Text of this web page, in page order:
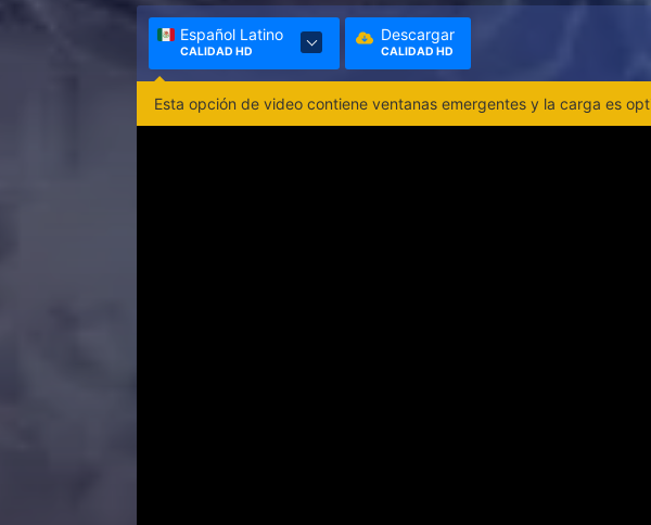
Español Latino
CALIDAD HD
Descargar
CALIDAD HD
Esta opción de video contiene ventanas emergentes y la carga es